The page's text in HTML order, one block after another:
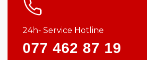
24h- Service Hotline
077 462 87 19